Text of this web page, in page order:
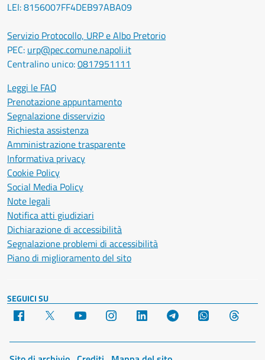
LEI: 8156007FF4DEB97ABA09
Servizio Protocollo, URP e Albo Pretorio
PEC: urp@pec.comune.napoli.it
Centralino unico:0817951111
Leggi le FAQ
Prenotazione appuntamento
Segnalazione disservizio
Richiesta assistenza
Amministrazione trasparente
Informativa privacy
Cookie Policy
Social Media Policy
Note legali
Notifica atti giudiziari
Dichiarazione di accessibilità
Segnalazione problemi di accessibilità
Piano di miglioramento del sito
SEGUICI SU
Facebook YouTube Instagram LinkedIn Telegram WhatsApp